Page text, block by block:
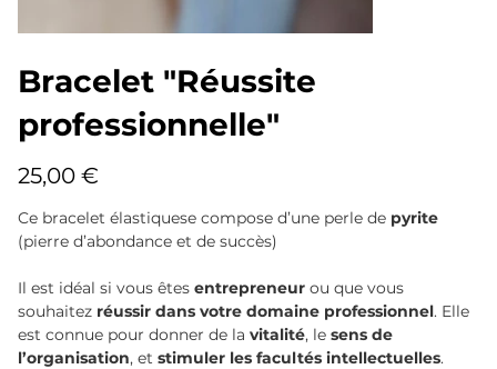
Bracelet "Réussite
professionnelle"
Prix
25,00 €
Ce bracelet élastiquese compose d’une perle de pyrite
(pierre d’abondance et de succès)
Il est idéal si vous êtes entrepreneur ou que vous
souhaitez réussir dans votre domaine professionnel. Elle
est connue pour donner de la vitalité, le sens de
l’organisation, et stimuler les facultés intellectuelles.